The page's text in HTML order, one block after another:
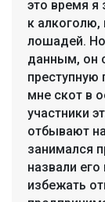
это время я
к алкоголю,
лошадей.
данным, он
преступную
мне скот в
участники
отбывают
занимался
назвали
избежать